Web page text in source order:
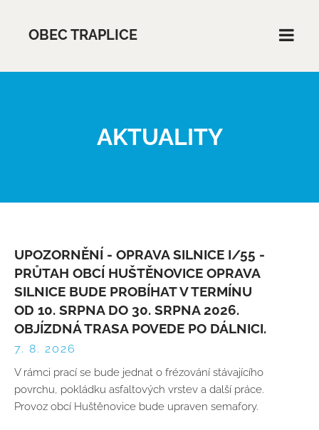
OBEC TRAPLICE
AKTUALITY
UPOZORNĚNÍ - OPRAVA SILNICE I/55 -
PRŮTAH OBCÍ HUŠTĚNOVICE OPRAVA
SILNICE BUDE PROBÍHAT V TERMÍNU
OD 10. SRPNA DO 30. SRPNA 2026.
OBJÍZDNÁ TRASA POVEDE PO DÁLNICI.
7. 8. 2026
V rámci prací se bude jednat o frézování stávajícího
povrchu, pokládku asfaltových vrstev a další práce.
Provoz obcí Huštěnovice bude upraven semafory.